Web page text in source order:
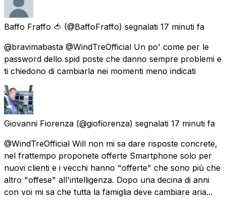
Baffo Fraffo 🍅 (@BaffoFraffo) segnalati 17 minuti fa
@bravimabasta @WindTreOfficial Un po' come per le
password dello spid poste che danno sempre problemi e
ti chiedono di cambiarla nei momenti meno indicati
Giovanni Fiorenza (@giofiorenza) segnalati 17 minuti fa
@WindTreOfficial Will non mi sa dare risposte concrete,
nel frattempo proponete offerte Smartphone solo per
nuovi clienti e i vecchi hanno "offerte" che sono più che
altro "offese" all'intelligenza. Dopo una decina di anni
con voi mi sa che tutta la famiglia deve cambiare aria...